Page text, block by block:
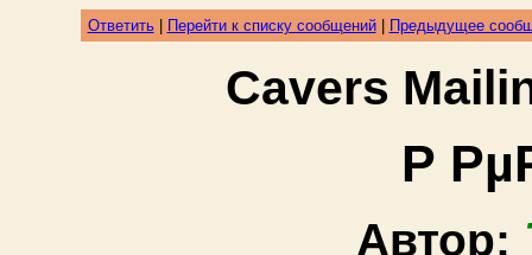
Ответить| Перейти к списку сообщений| Предыдущее
Cavers
Р
Автор: